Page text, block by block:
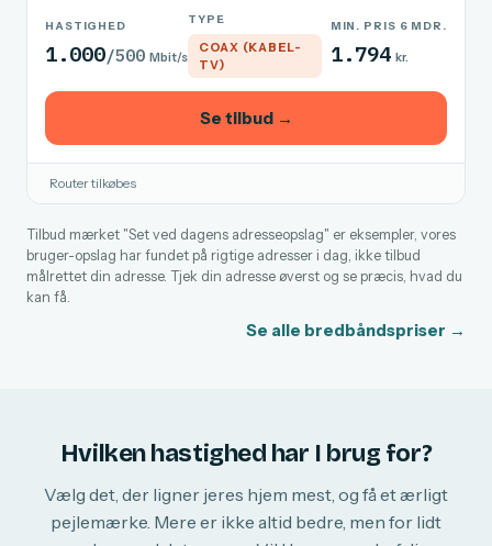
HASTIGHED
1.000/500 Mbit/s
TYPE
COAX (KABEL-
TV)
MIN. PRIS 6 MDR.
1.794 kr.
Se tilbud →
Router tilkøbes
Tilbud mærket "Set ved dagens adresseopslag" er eksempler, vores
bruger-opslag har fundet på rigtige adresser i dag, ikke tilbud
målrettet din adresse. Tjek din adresse øverst og se præcis, hvad du
kan få.
Se alle bredbåndspriser →
Hvilken hastighed har I brug for?
Vælg det, der ligner jeres hjem mest, og få et ærligt
pejlemærke. Mere er ikke altid bedre, men for lidt